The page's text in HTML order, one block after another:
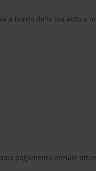
a bordo della tua auto a
pagamento iniziale